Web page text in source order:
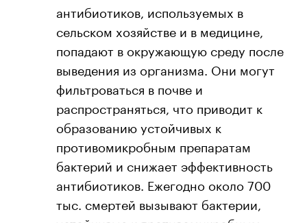
антибиотиков, используемых в
сельском хозяйстве и в медицине,
попадают в окружающую среду после
выведения из организма. Они могут
фильтроваться в почве и
распространяться, что приводит к
образованию устойчивых к
противомикробным препаратам
бактерий и снижает эффективность
антибиотиков. Ежегодно около 700
тыс. смертей вызывают бактерии,